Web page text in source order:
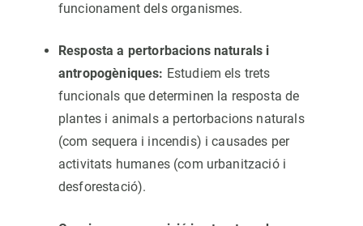
funcionament dels organismes.
Resposta a pertorbacions naturals i
antropogèniques: Estudiem els trets
funcionals que determinen la resposta de
plantes i animals a pertorbacions naturals
(com sequera i incendis) i causades per
activitats humanes (com urbanització i
desforestació).